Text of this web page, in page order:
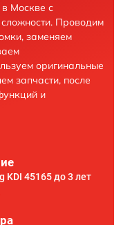
Москве с
Проводим
заменяем
оригинальные
запчасти, после
и
45165 до 3 лет